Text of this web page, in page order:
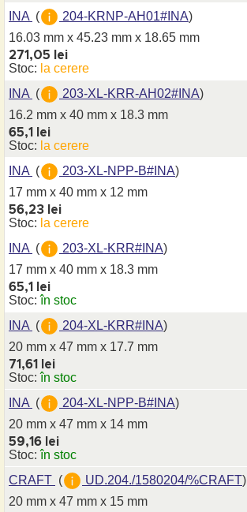
INA ( 204-KRNP-AH01#INA)
16.03 mm x 45.23 mm x 18.65 mm
271,05 lei
Stoc: la cerere
INA ( 203-XL-KRR-AH02#INA)
16.2 mm x 40 mm x 18.3 mm
65,1 lei
Stoc: la cerere
INA ( 203-XL-NPP-B#INA)
17 mm x 40 mm x 12 mm
56,23 lei
Stoc: la cerere
INA ( 203-XL-KRR#INA)
17 mm x 40 mm x 18.3 mm
65,1 lei
Stoc:în stoc
INA ( 204-XL-KRR#INA)
20 mm x 47 mm x 17.7 mm
71,61 lei
Stoc:în stoc
INA ( 204-XL-NPP-B#INA)
20 mm x 47 mm x 14 mm
59,16 lei
Stoc:în stoc
CRAFT ( UD.204./1580204/%CRAFT)
20 mm x 47 mm x 15 mm